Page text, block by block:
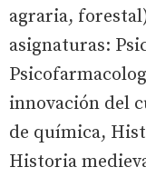
agraria,
asignaturas:
innovación del
de química,
Historia